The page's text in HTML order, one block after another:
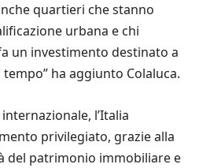
quartieri che stanno
urbana e chi
un investimento destinato a
ha aggiunto Colaluca.
l’Italia
privilegiato, grazie alla
del patrimonio immobiliare e